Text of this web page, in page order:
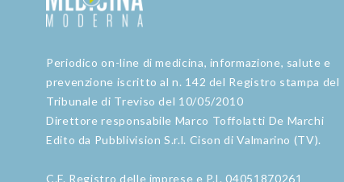
Periodico on-line di medicina, informazione, salute e
prevenzione iscritto al n. 142 del Registro stampa del
Tribunale di Treviso del 10/05/2010
Direttore responsabile Marco Toffolatti De Marchi
Edito da Pubblivision S.r.l. Cison di Valmarino (TV).
C.F. Registro delle imprese e P.I. 04051870261